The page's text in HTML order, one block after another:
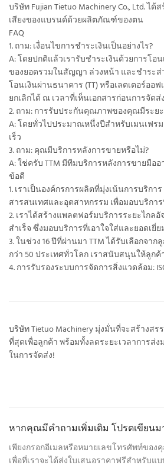
บริษัท Fujian Tietuo Machinery Co., Ltd.
เสียงของแบรนด์ด้วยผลิตภัณฑ์ของตน
FAQ
1. ถาม: เงื่อนไขการชำระเงินเป็นอย่างไร?
A: โดยปกติแล้วเรารับชำระเงินด้วยการโอ
ของยอดรวมในสัญญา ล่วงหน้า และชำระส่
โอนเงินผ่านธนาคาร (TT) หรือเลตเตอร์ออ
ยกเลิกได้ ณ เวลาที่เห็นเอกสารก่อนการจัด
2. ถาม: การรับประกันคุณภาพของคุณมีระย
A: โดยทั่วไปประมาณหนึ่งปีสำหรับเมนเฟ
เร็ว
3. ถาม: คุณมีบริการหลังการขายหรือไม่?
A: ใช่ครับ TTM มีทีมบริการหลังการขายมือ
ข้อดี
1. เราเป็นองค์กรการผลิตที่มุ่งเน้นการบริก
สารสนเทศและอุตสาหกรรม เพื่อมอบบริกา
2. เราได้สร้างแพลตฟอร์มบริการระยะไกล
สำเร็จ ซึ่งมอบบริการที่เอาใจใส่และยอดเยี่
3. ในช่วง 16 ปีที่ผ่านมา TTM ได้รับเลือกจาก
กว่า 50 ประเทศทั่วโลก เราสนับสนุนให้ลูกค้
4. การรับรองระบบการจัดการสิ่งแวดล้อม:
บริษัท Tietuo Machinery มุ่งมั่นที่จะสร้าง
ที่สุดเพื่อลูกค้า พร้อมทั้งลดระยะเวลาการส่
ในการจัดส่ง!
หากคุณมีคำถามเพิ่มเติม โปรดเขียนม
เพียงกรอกอีเมลหรือหมายเลขโทรศัพท์ขอ
เพื่อที่เราจะได้ส่งใบเสนอราคาฟรีสำหรับแ